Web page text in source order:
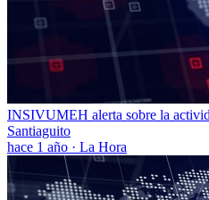
INSIVUMEH alerta sobre la
Santiaguito
hace 1 año · La Hora